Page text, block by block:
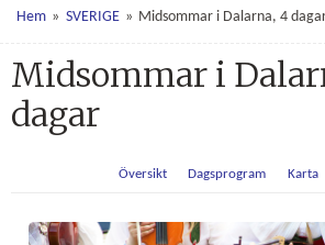
Hem » SVERIGE » Midsommar i Dalarna, 4
Midsommar i
dagar
Översikt Dagsprogram Karta